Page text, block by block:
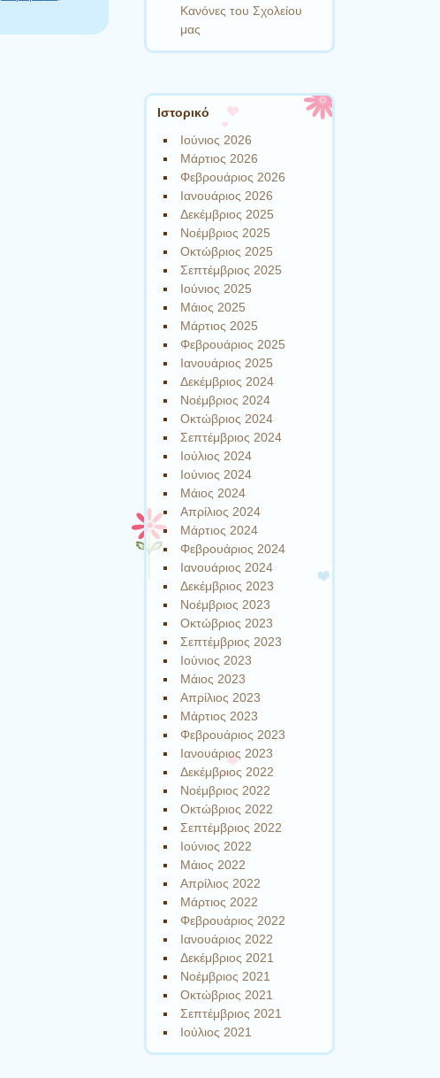
Κανόνες του Σχολείου
μας
Ιστορικό
Ιούνιος 2026
Μάρτιος 2026
Φεβρουάριος 2026
Ιανουάριος 2026
Δεκέμβριος 2025
Νοέμβριος 2025
Οκτώβριος 2025
Σεπτέμβριος 2025
Ιούνιος 2025
Μάιος 2025
Μάρτιος 2025
Φεβρουάριος 2025
Ιανουάριος 2025
Δεκέμβριος 2024
Νοέμβριος 2024
Οκτώβριος 2024
Σεπτέμβριος 2024
Ιούλιος 2024
Ιούνιος 2024
Μάιος 2024
Απρίλιος 2024
Μάρτιος 2024
Φεβρουάριος 2024
Ιανουάριος 2024
Δεκέμβριος 2023
Νοέμβριος 2023
Οκτώβριος 2023
Σεπτέμβριος 2023
Ιούνιος 2023
Μάιος 2023
Απρίλιος 2023
Μάρτιος 2023
Φεβρουάριος 2023
Ιανουάριος 2023
Δεκέμβριος 2022
Νοέμβριος 2022
Οκτώβριος 2022
Σεπτέμβριος 2022
Ιούνιος 2022
Μάιος 2022
Απρίλιος 2022
Μάρτιος 2022
Φεβρουάριος 2022
Ιανουάριος 2022
Δεκέμβριος 2021
Νοέμβριος 2021
Οκτώβριος 2021
Σεπτέμβριος 2021
Ιούλιος 2021